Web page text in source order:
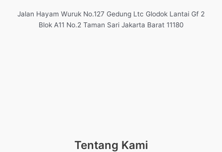
Jalan Hayam Wuruk No.127 Gedung Ltc Glodok Lantai Gf 2
Blok A11 No.2 Taman Sari Jakarta Barat 11180
Tentang Kami